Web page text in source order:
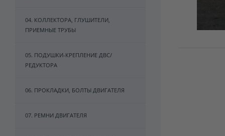
04. КОЛЛЕКТОРА, ГЛУШИТЕЛИ,
ПРИЕМНЫЕ ТРУБЫ
05. ПОДУШКИ-КРЕПЛЕНИЕ ДВС/
РЕДУКТОРА
06. ПРОКЛАДКИ, БОЛТЫ ДВИГАТЕЛЯ
07. РЕМНИ ДВИГАТЕЛЯ